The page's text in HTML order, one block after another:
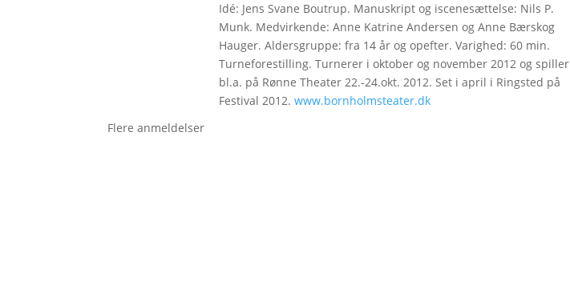
Idé: Jens Svane Boutrup. Manuskript og iscenesættelse: Nils P.
Munk. Medvirkende: Anne Katrine Andersen og Anne Bærskog
Hauger. Aldersgruppe: fra 14 år og opefter. Varighed: 60 min.
Turneforestilling. Turnerer i oktober og november 2012 og spiller
bl.a. på Rønne Theater 22.-24.okt. 2012. Set i april i Ringsted på
Festival 2012. www.bornholmsteater.dk
Flere anmeldelser